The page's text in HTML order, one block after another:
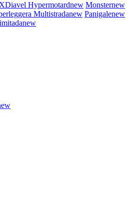
XDiavel Hypermotardnew Monsternew
Multistradanew Panigalenew
new